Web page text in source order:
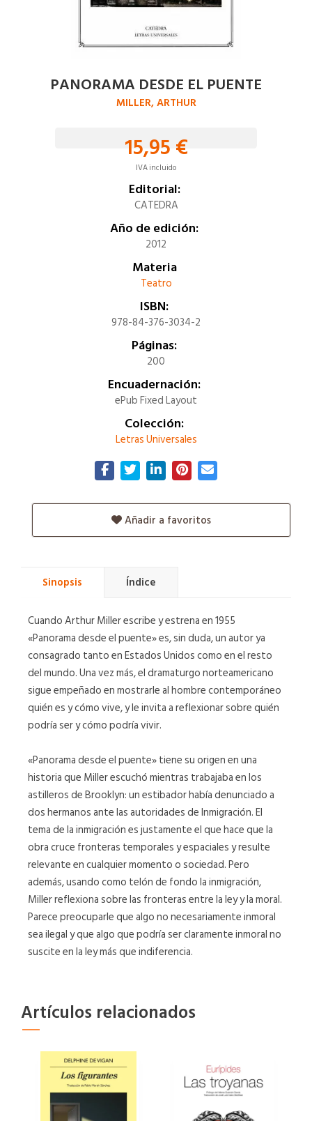
PANORAMA DESDE EL PUENTE
MILLER, ARTHUR
15,95 €
IVA incluido
Editorial:
CATEDRA
Año de edición:
2012
Materia
Teatro
ISBN:
978-84-376-3034-2
Páginas:
200
Encuadernación:
ePub Fixed Layout
Colección:
Letras Universales
Añadir a favoritos
Sinopsis Índice
Cuando Arthur Miller escribe y estrena en 1955
«Panorama desde el puente» es, sin duda, un autor ya
consagrado tanto en Estados Unidos como en el resto
del mundo. Una vez más, el dramaturgo norteamericano
sigue empeñado en mostrarle al hombre contemporáneo
quién es y cómo vive, y le invita a reflexionar sobre quién
podría ser y cómo podría vivir.
«Panorama desde el puente» tiene su origen en una
historia que Miller escuchó mientras trabajaba en los
astilleros de Brooklyn: un estibador había denunciado a
dos hermanos ante las autoridades de Inmigración. El
tema de la inmigración es justamente el que hace que la
obra cruce fronteras temporales y espaciales y resulte
relevante en cualquier momento o sociedad. Pero
además, usando como telón de fondo la inmigración,
Miller reflexiona sobre las fronteras entre la ley y la moral.
Parece preocuparle que algo no necesariamente inmoral
sea ilegal y que algo que podría ser claramente inmoral no
suscite en la ley más que indiferencia.
Artículos relacionados